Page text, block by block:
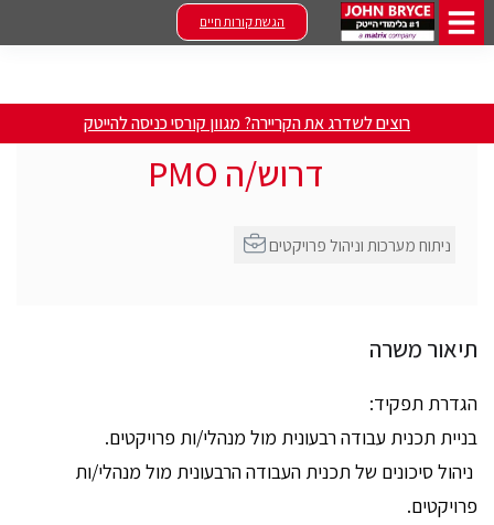
הגשת קורות חיים
רוצים לשדרג את הקריירה? מגוון קורסי כניסה להייטק
דרוש/ה PMO
תיאור משרה
הגדרת תפקיד:
בניית תכנית עבודה רבעונית מול מנהלי/ות פרויקטים.
ניהול סיכונים של תכנית העבודה הרבעונית מול מנהלי/ות
פרויקטים.